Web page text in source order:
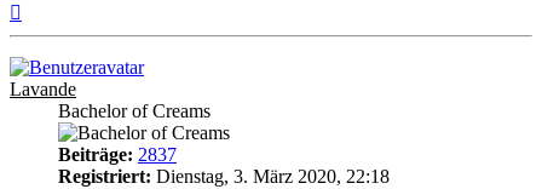
Lavande
Bachelor of Creams
Beiträge: 2837
Registriert: Dienstag, 3. März 2020, 22:18